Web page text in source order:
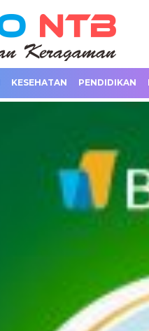
KESEHATAN PENDIDIKAN